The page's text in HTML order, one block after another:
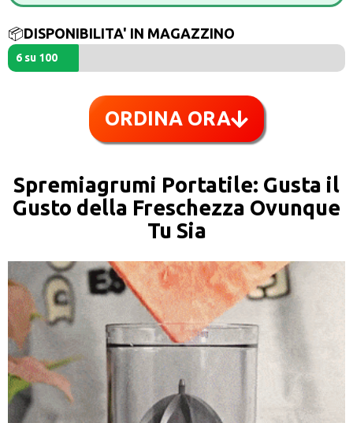
📦DISPONIBILITA' IN MAGAZZINO
6 su 100
ORDINA ORA
Spremiagrumi Portatile: Gusta il
Gusto della Freschezza Ovunque
Tu Sia